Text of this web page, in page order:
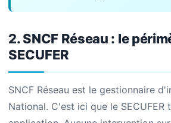
2. SNCF Réseau : le
SECUFER
SNCF Réseau est le gestionnaire
National. C'est ici que le